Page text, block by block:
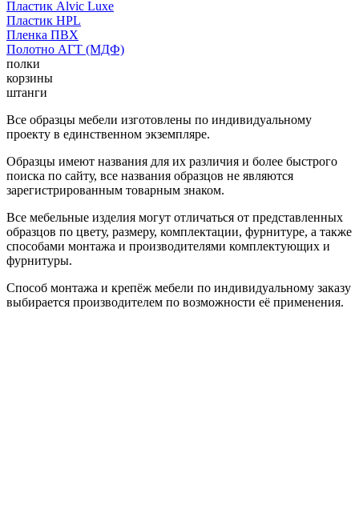
Пластик Alvic Luxe
Пластик HPL
Пленка ПВХ
Полотно АГТ (МДФ)
полки
корзины
штанги
Все образцы мебели изготовлены по индивидуальному
проекту в единственном экземпляре.
Образцы имеют названия для их различия и более быстрого
поиска по сайту, все названия образцов не являются
зарегистрированным товарным знаком.
Все мебельные изделия могут отличаться от представленных
образцов по цвету, размеру, комплектации, фурнитуре, а также
способами монтажа и производителями комплектующих и
фурнитуры.
Способ монтажа и крепёж мебели по индивидуальному заказу
выбирается производителем по возможности её применения.